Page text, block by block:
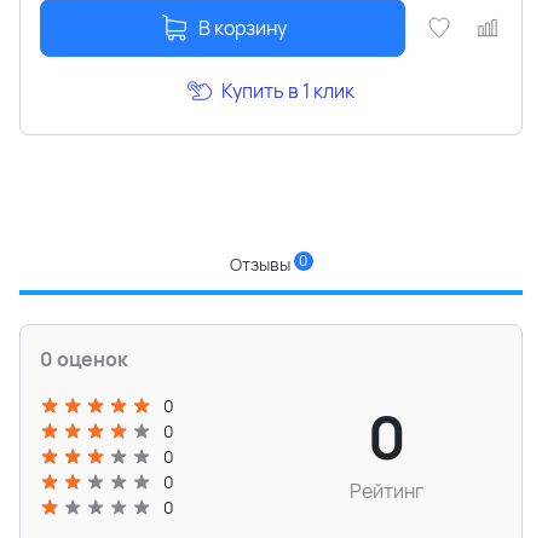
В корзину
Купить в 1 клик
Отзывы 0
0 оценок
0
0
0
0
0
0
Рейтинг